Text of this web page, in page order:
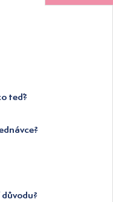
teď?